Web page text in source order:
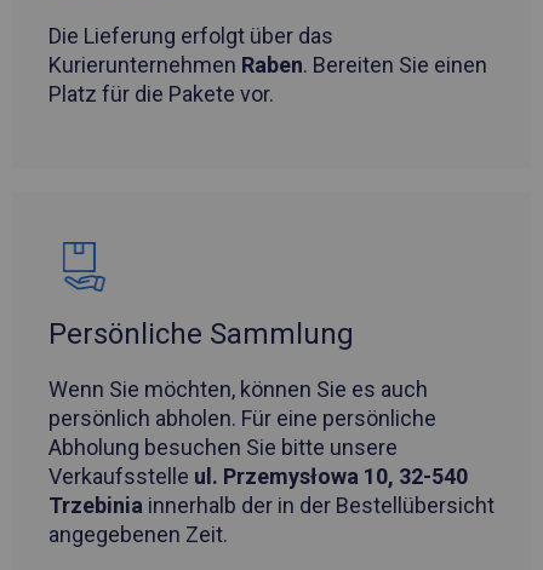
Die Lieferung erfolgt über das
Kurierunternehmen Raben. Bereiten Sie einen
Platz für die Pakete vor.
Persönliche Sammlung
Wenn Sie möchten, können Sie es auch
persönlich abholen. Für eine persönliche
Abholung besuchen Sie bitte unsere
Verkaufsstelle ul. Przemysłowa 10, 32-540
Trzebinia innerhalb der in der Bestellübersicht
angegebenen Zeit.